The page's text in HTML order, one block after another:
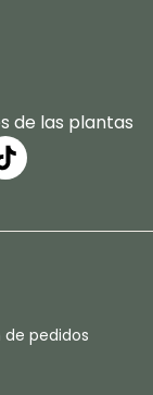
de las plantas
de pedidos